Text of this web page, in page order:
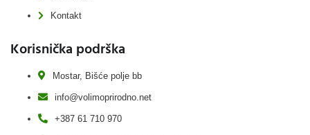
Kontakt
Korisnička podrška
Mostar, Bišće polje bb
info@volimoprirodno.net
+387 61 710 970